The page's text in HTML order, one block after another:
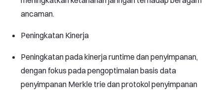
ancaman.
Peningkatan Kinerja
Peningkatan pada kinerja runtime dan penyimpanan,
dengan fokus pada pengoptimalan basis data
penyimpanan Merkle trie dan protokol penyimpanan